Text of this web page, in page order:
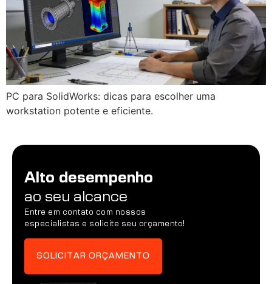
PC para SolidWorks: dicas para escolher uma
workstation potente e eficiente.
Alto desempenho
ao seu alcance
Entre em contato com nossos
especialistas e solicite seu orçamento!
SOLICITAR ORÇAMENTO